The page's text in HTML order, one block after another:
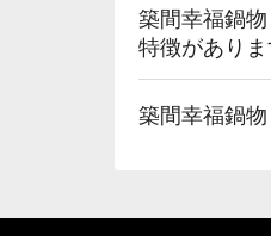
築間幸福鍋
特徴がありま
築間幸福鍋